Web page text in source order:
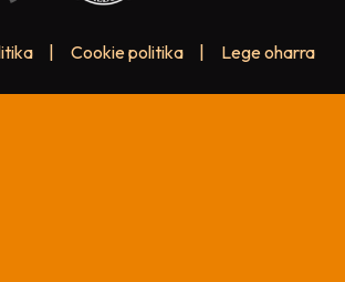
Cookie politika Lege oharra